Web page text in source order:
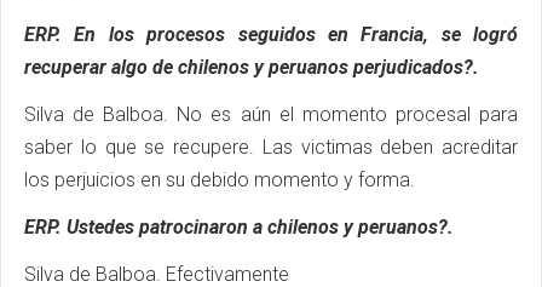
ERP. En los procesos seguidos en Francia, se logró
recuperar algo de chilenos y peruanos perjudicados?.
Silva de Balboa. No es aún el momento procesal para
saber lo que se recupere. Las victimas deben acreditar
los perjuicios en su debido momento y forma.
ERP. Ustedes patrocinaron a chilenos y peruanos?.
Silva de Balboa. Efectivamente